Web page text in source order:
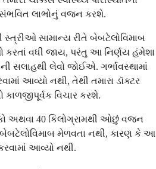
લાભોનું વજન કરશે.
સ્ત્રીઓ સામાન્ય રીતે બેબટેલોવિમાબ
કરતાં વધી જાય, પરંતુ આ નિર્ણય હંમેશા
સલાહથી લેવો જોઈએ. ગર્ભાવસ્થામાં
આવ્યો નથી, તેથી તમારા ડૉક્ટર
કાળજીપૂર્વક વિચાર કરશે.
અથવા 40 કિલોગ્રામથી ઓછું વજન
બેબટેલોવિમાબ મેળવતા નથી, કારણ કે આ
આવ્યો નથી.